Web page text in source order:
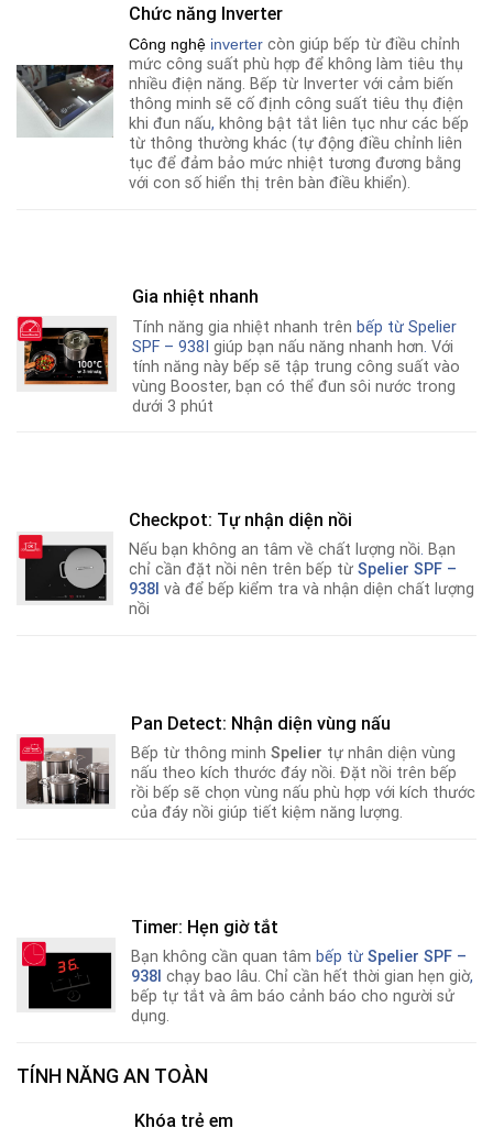
Chức năng Inverter
Công nghệ inverter còn giúp bếp từ điều chỉnh
mức công suất phù hợp để không làm tiêu thụ
nhiều điện năng. Bếp từ Inverter với cảm biến
thông minh sẽ cố định công suất tiêu thụ điện
khi đun nấu, không bật tắt liên tục như các bếp
từ thông thường khác (tự động điều chỉnh liên
tục để đảm bảo mức nhiệt tương đương bằng
với con số hiển thị trên bàn điều khiển).
Gia nhiệt nhanh
Tính năng gia nhiệt nhanh trên bếp từ Spelier
SPF – 938I giúp bạn nấu năng nhanh hơn. Với
tính năng này bếp sẽ tập trung công suất vào
vùng Booster, bạn có thể đun sôi nước trong
dưới 3 phút
Checkpot: Tự nhận diện nồi
Nếu bạn không an tâm về chất lượng nồi. Bạn
chỉ cần đặt nồi nên trên bếp từSpelier SPF –
938Ivà để bếp kiểm tra và nhận diện chất lượng
nồi
Pan Detect: Nhận diện vùng nấu
Bếp từ thông minhSpelier tự nhân diện vùng
nấu theo kích thước đáy nồi. Đặt nồi trên bếp
rồi bếp sẽ chọn vùng nấu phù hợp với kích thước
của đáy nồi giúp tiết kiệm năng lượng.
Timer: Hẹn giờ tắt
Bạn không cần quan tâm bếp từ Spelier SPF –
938I chạy bao lâu. Chỉ cần hết thời gian hẹn giờ,
bếp tự tắt và âm báo cảnh báo cho người sử
dụng.
TÍNH NĂNG AN TOÀN
Khóa trẻ em